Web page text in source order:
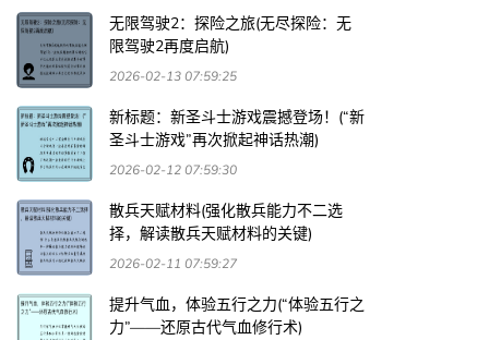
无限驾驶2：探险之旅(无尽探险：无
限驾驶2再度启航)
2026-02-13 07:59:25
新标题：新圣斗士游戏震撼登场！(“新
圣斗士游戏”再次掀起神话热潮)
2026-02-12 07:59:30
散兵天赋材料(强化散兵能力不二选
择，解读散兵天赋材料的关键)
2026-02-11 07:59:27
提升气血，体验五行之力(“体验五行之
力”——还原古代气血修行术)